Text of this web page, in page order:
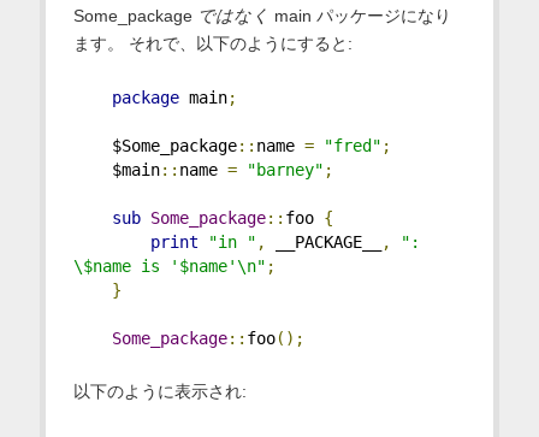
Some_package ではなく main パッケージになり
ます。 それで、以下のようにすると:
package main;
$Some_package:: name = "fred" ;
$main:: name = "barney" ;
sub Some_package:: foo {
print
"in " , __PACKAGE__ ,
":
\$name is '$name'\n" ;
}
Some_package:: foo();
以下のように表示され: